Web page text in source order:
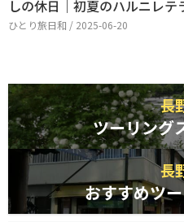
しの休日｜初夏のハルニレ
ひとり旅日和 / 2025-06-20
長
ツーリング
長
おすすめツ